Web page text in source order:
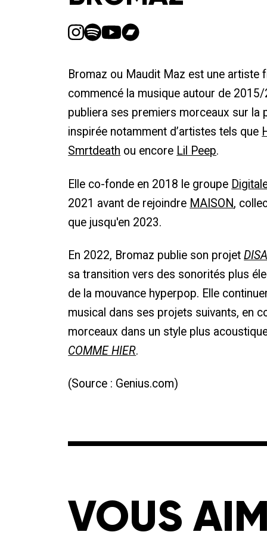
Bromaz ou Maudit Maz est une artiste
commencé la musique autour de
publiera ses premiers morceaux sur la
inspirée notamment d’artistes tels que
Smrtdeath ou encore Lil Peep.
Elle co-fonde en 2018 le groupe
2021 avant de rejoindre MAISON,
que jusqu'en 2023.
En 2022, Bromaz publie son projet
sa transition vers des sonorités plus
de la mouvance hyperpop. Elle
musical dans ses projets suivants, en
morceaux dans un style plus
COMME HIER.
(Source : Genius.com)
VOUS